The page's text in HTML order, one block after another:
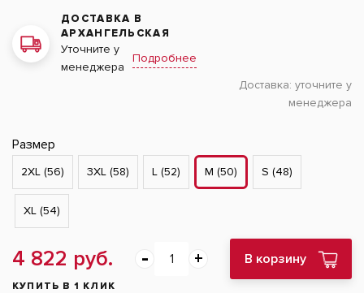
ДОСТАВКА В
АРХАНГЕЛЬСКАЯ
Уточните у
менеджера
Подробнее
Доставка: уточните у
менеджера
Размер
2XL (56) 3XL (58) L (52) M (50) S (48)
XL (54)
4 822 руб. В корзину
КУПИТЬ В 1 КЛИК